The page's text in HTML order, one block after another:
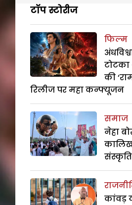
टॉप स्टोरीज
फिल्म
की
रिलीज पर महा कन्फ्यूजन
समाज
नेहा
कांवड़